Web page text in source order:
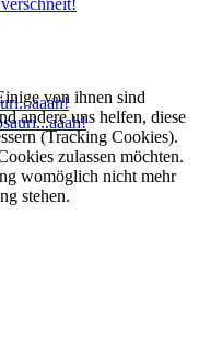
von ihnen sind
andere uns helfen, diese
(Tracking Cookies).
zulassen möchten.
womöglich nicht mehr
stehen.